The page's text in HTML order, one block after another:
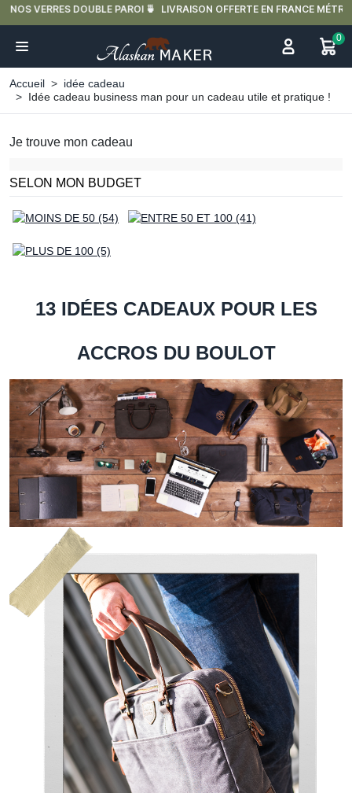
LIVRAISON OFFERTE EN FRANCE MÉTROPOLITAINE DÈS 59€ D'ACHAT.
0
Accueil
idée cadeau
Idée cadeau business man pour un cadeau utile et pratique !
Je trouve mon cadeau
SELON MON BUDGET
13 IDÉES CADEAUX POUR LES
ACCROS DU BOULOT